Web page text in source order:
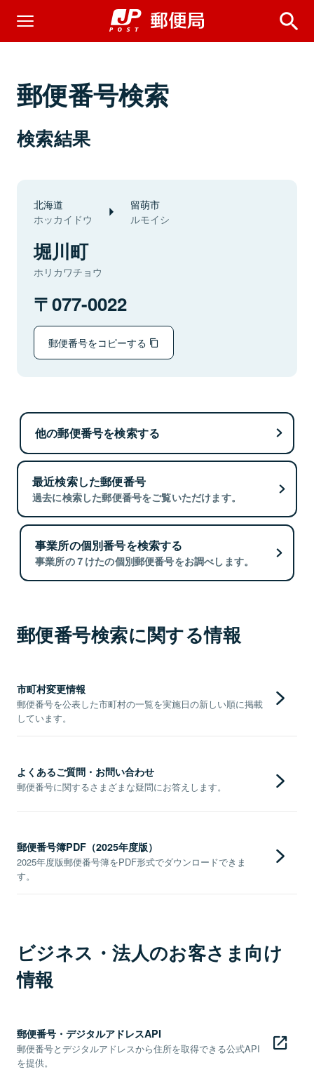
郵便番号検索
検索結果
北海道
ホッカイドウ
留萌市
ルモイシ
堀川町
ホリカワチョウ
077-0022
郵便番号をコピーする
他の郵便番号を検索する
最近検索した郵便番号
過去に検索した郵便番号をご覧いただけます。
事業所の個別番号を検索する
事業所の７けたの個別郵便番号をお調べします。
郵便番号検索に関する情報
市町村変更情報
郵便番号を公表した市町村の一覧を実施日の新しい順に掲載
しています。
よくあるご質問・お問い合わせ
郵便番号に関するさまざまな疑問にお答えします。
郵便番号簿PDF（2025年度版）
2025年度版郵便番号簿をPDF形式でダウンロードできま
す。
ビジネス・法人のお客さま向け
情報
郵便番号・デジタルアドレスAPI
郵便番号とデジタルアドレスから住所を取得できる公式API
を提供。